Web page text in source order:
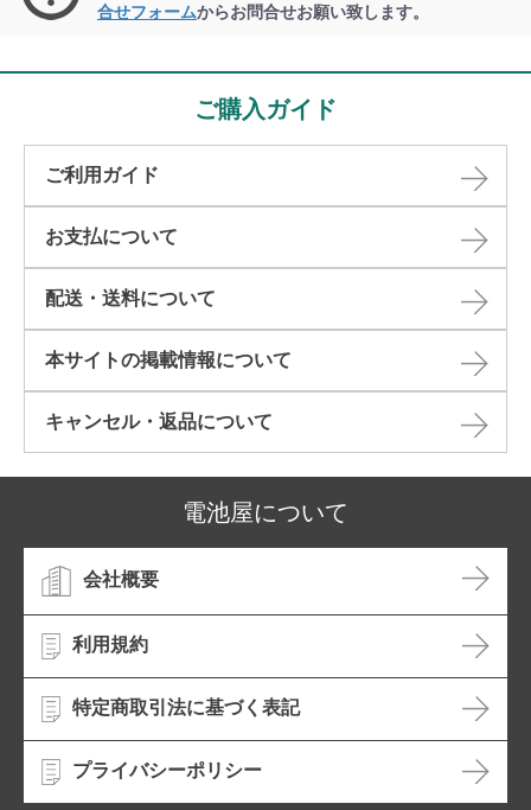
合せフォームからお問合せお願い致します。
ご購入ガイド
ご利用ガイド
お支払について
配送・送料について
本サイトの掲載情報について​
キャンセル・返品について​
電池屋について
会社概要
利用規約
特定商取引法に基づく表記
プライバシーポリシー